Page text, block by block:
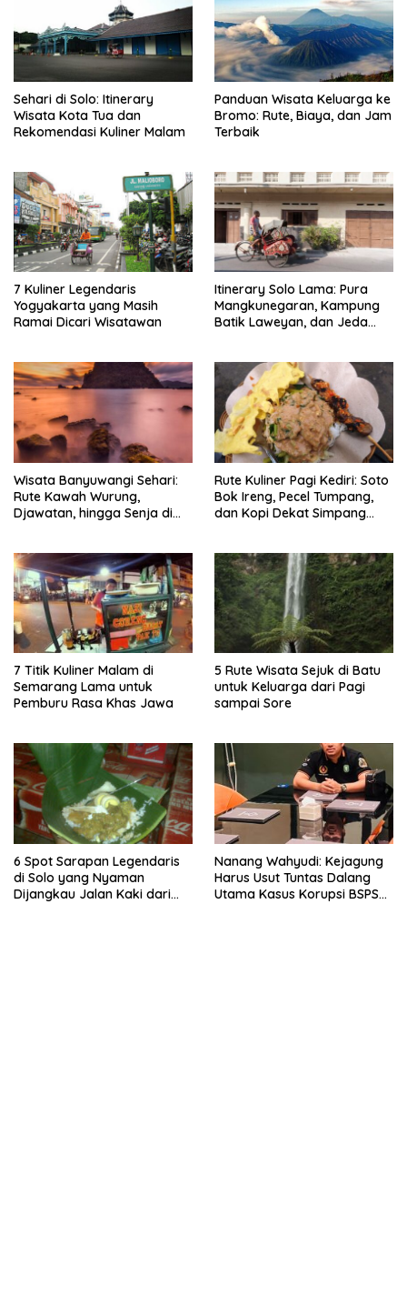
Sehari di Solo: Itinerary
Wisata Kota Tua dan
Rekomendasi Kuliner Malam
Panduan Wisata Keluarga ke
Bromo: Rute, Biaya, dan Jam
Terbaik
7 Kuliner Legendaris
Yogyakarta yang Masih
Ramai Dicari Wisatawan
Itinerary Solo Lama: Pura
Mangkunegaran, Kampung
Batik Laweyan, dan Jeda
Wisata Banyuwangi Sehari:
Rute Kawah Wurung,
Djawatan, hingga Senja di
Rute Kuliner Pagi Kediri: Soto
Bok Ireng, Pecel Tumpang,
dan Kopi Dekat Simpang
7 Titik Kuliner Malam di
Semarang Lama untuk
Pemburu Rasa Khas Jawa
5 Rute Wisata Sejuk di Batu
untuk Keluarga dari Pagi
sampai Sore
6 Spot Sarapan Legendaris
di Solo yang Nyaman
Dijangkau Jalan Kaki dari
Nanang Wahyudi: Kejagung
Harus Usut Tuntas Dalang
Utama Kasus Korupsi BSPS